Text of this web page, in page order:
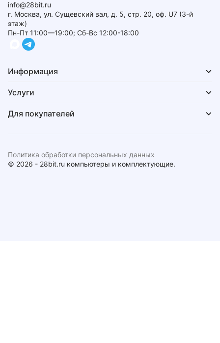
info@28bit.ru
г. Москва, ул. Сущевский вал, д. 5, стр. 20, оф. U7 (3-й
этаж)
Пн-Пт 11:00—19:00; Сб-Вс 12:00-18:00
Информация
Услуги
Для покупателей
© 2026 - 28bit.ru компьютеры и комплектующие.
Политика обработки персональных данных